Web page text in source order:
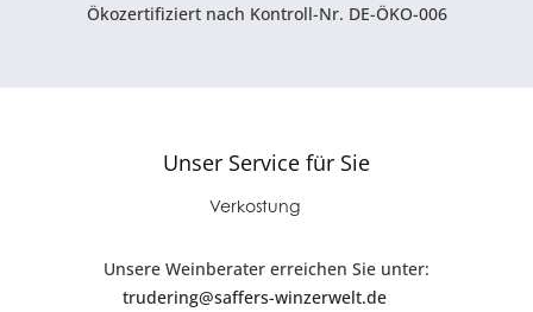
Ökozertifiziert nach Kontroll-Nr. DE-ÖKO-006
Unser Service für Sie
Verkostung
Unsere Weinberater erreichen Sie unter:
trudering@saffers-winzerwelt.de